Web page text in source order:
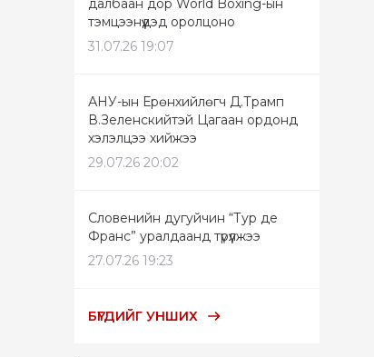
тэмцээнүүдэд оролцоно
31.07.26 19:07
АНУ-ын Ерөнхийлөгч Д.Трамп
В.Зеленскийтэй Цагаан ордонд
хэлэлцээ хийжээ
29.07.26 20:02
Словенийн дугуйчин “Тур де
Франс” уралдаанд түрүүлжээ
27.07.26 19:23
БҮГДИЙГ УНШИХ